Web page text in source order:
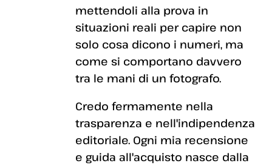
mettendoli alla prova in
situazioni reali per capire non
solo cosa dicono i numeri, ma
come si comportano davvero
tra le mani di un fotografo.
Credo fermamente nella
trasparenza e nell'indipendenza
editoriale. Ogni mia recensione
e guida all'acquisto nasce dalla